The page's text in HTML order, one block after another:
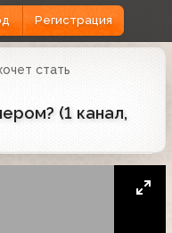
Регистрация
стать
(1 канал,